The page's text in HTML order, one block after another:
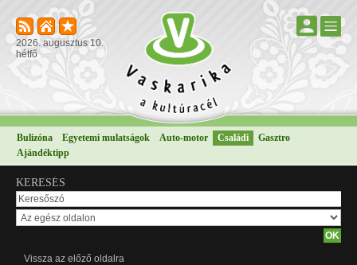
2026. augusztus 10.
hétfő
Bulizóna Egyetemi mulatságok Auto-motor Családi
Gasztro
Ajándéktipp
KERESÉS
Vissza az előző oldalra